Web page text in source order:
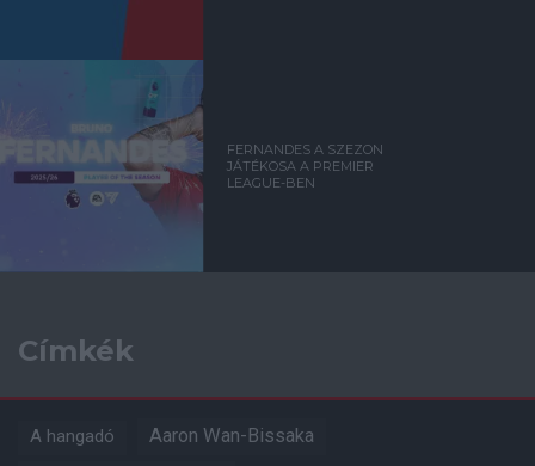
FERNANDES A SZEZON
JÁTÉKOSA A PREMIER
LEAGUE-BEN
Címkék
A hangadó Aaron Wan-Bissaka